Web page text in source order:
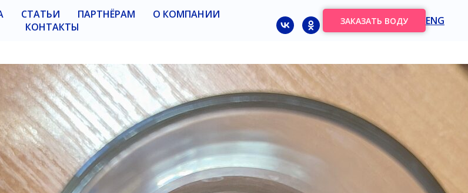
СТАТЬИ ПАРТНЁРАМ
О КОМПАНИИ
КОНТАКТЫ
ЗАКАЗАТЬ ВОДУ ENG